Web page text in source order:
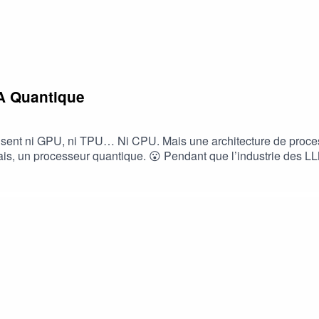
données, le LLM va devenir encore plus “moyen”.
Quantique
GPU, ni TPU… Ni CPU. Mais une architecture de processeurs
Cependant, soyons honnêtes. On n’est pas encore en train
dès aujourd’hui ! Comment ? En
un ordinateur quantique. 🧑‍💻 Oui. Pour de vrai. 🤯 C’est ce que m’a expliqué
: dites-moi ce que vous pensez de l'épisode en
de Quandela : https://cloud.quandela.com/- le
la vidéo de _underscore sur le quantique : https://
www.linkedin.com/in/cassandre-notton-